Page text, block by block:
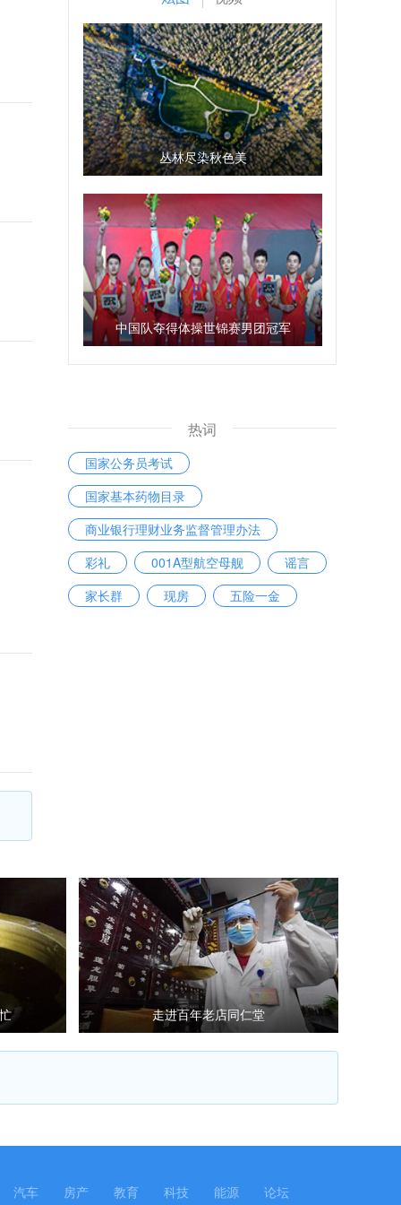
丛林尽染秋色美
中国队夺得体操世锦赛男团冠军
热词
国家公务员考试
国家基本药物目录
商业银行理财业务监督管理办法
彩礼
001A型航空母舰
谣言
家长群
现房
五险一金
走进百年老店同仁堂
汽车 房产 教育 科技 能源 论坛